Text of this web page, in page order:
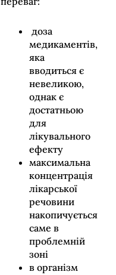
доза
медикаментів,
яка
вводиться є
невеликою,
однак є
достатньою
для
лікувального
ефекту
максимальна
концентрація
лікарської
речовини
накопичується
саме в
проблемній
зоні
в організм